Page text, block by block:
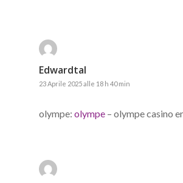
Edwardtal
23 Aprile 2025 alle 18 h 40 min
olympe: olympe – olympe casino